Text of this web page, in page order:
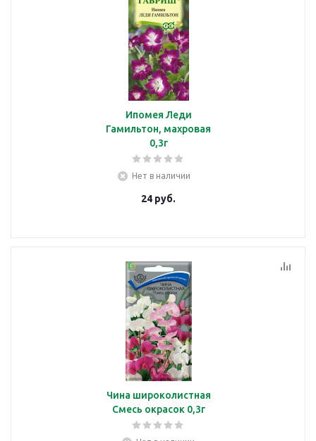
Ипомея Леди
Гамильтон, махровая
0,3г
Нет в наличии
24 руб.
Чина широколистная
Смесь окрасок 0,3г